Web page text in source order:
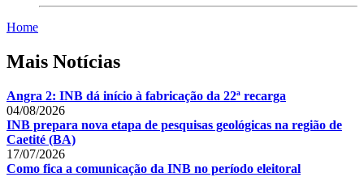
Home
Mais Notícias
Angra 2: INB dá início à fabricação da 22ª recarga
04/08/2026
INB prepara nova etapa de pesquisas geológicas na região de
Caetité (BA)
17/07/2026
Como fica a comunicação da INB no período eleitoral